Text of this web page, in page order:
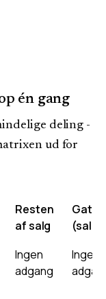
én gang
deling -
ud for
Resten
af salg
(salg)
Ingen
adgang
Ingen